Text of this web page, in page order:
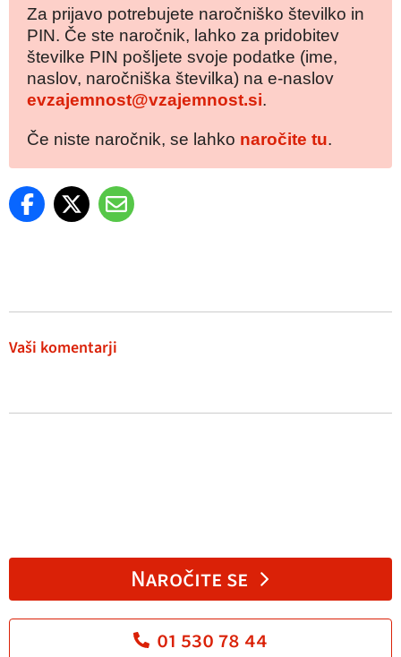
Za prijavo potrebujete naročniško številko in
PIN. Če ste naročnik, lahko za pridobitev
številke PIN pošljete svoje podatke (ime,
naslov, naročniška številka) na e-naslov
evzajemnost@vzajemnost.si.
Če niste naročnik, se lahko naročite tu.
Vaši komentarji
Naročite se
01 530 78 44